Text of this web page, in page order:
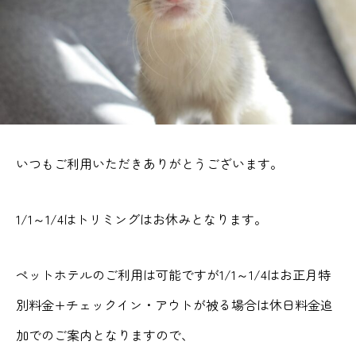
いつもご利用いただきありがとうございます。
1/1～1/4はトリミングはお休みとなります。
ペットホテルのご利用は可能ですが1/1～1/4はお正月特
別料金+チェックイン・アウトが被る場合は休日料金追
加でのご案内となりますので、